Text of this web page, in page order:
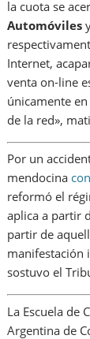
la cuota se
Automóviles
Internet,
venta on-line
únicamente
de la red»,
Por un
mendocina
reformó el
aplica a partir
partir de
manifestación
sostuvo el
La Escuela de
Argentina de